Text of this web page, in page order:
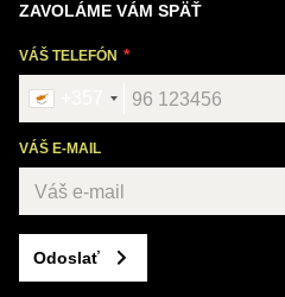
ZAVOLÁME VÁM SPÄŤ
VÁŠ TELEFÓN
VÁŠ E-MAIL
Odoslať